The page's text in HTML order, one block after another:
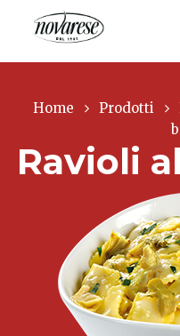
Home Prodotti
Ravioli